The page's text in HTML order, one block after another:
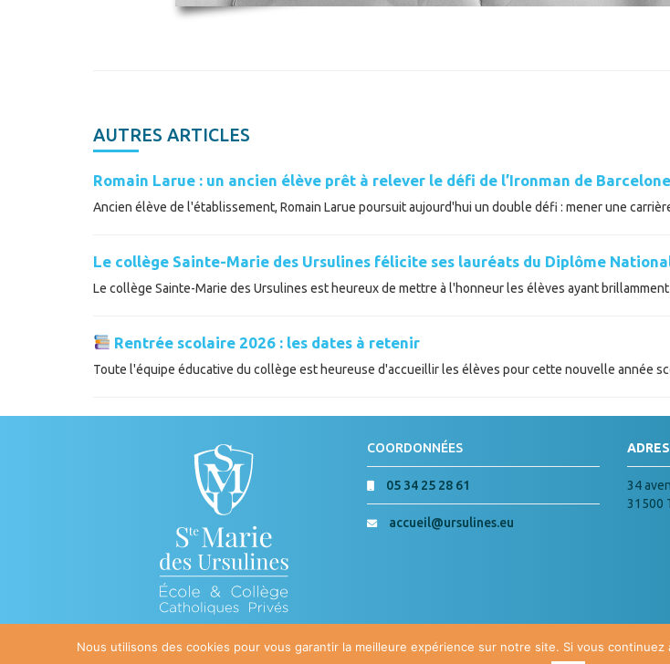
AUTRES ARTICLES
Romain Larue : un ancien élève prêt à relever le défi de l’Ironman de Barcelone
Ancien élève de l'établissement, Romain Larue poursuit aujourd'hui un double défi : mener une
Le collège Sainte-Marie des Ursulines félicite ses lauréats du Diplôme
Le collège Sainte-Marie des Ursulines est heureux de mettre à l'honneur les élèves ayant brillamment
Rentrée scolaire 2026 : les dates à retenir
Toute l'équipe éducative du collège est heureuse d'accueillir les élèves pour cette nouvelle année
COORDONNÉES
05 34 25 28 61
accueil@ursulines.eu
34
31500
Nous utilisons des cookies pour vous garantir la meilleure expérience sur notre site. Si vous